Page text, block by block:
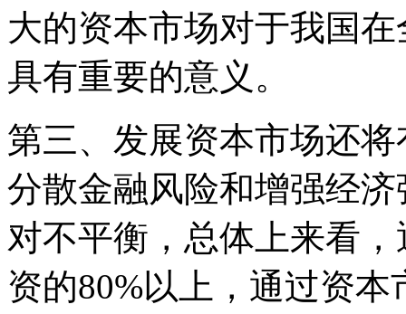
大的资本市场对于我国
具有重要的意义。
第三、发展资本市场还
分散金融风险和增强经
对不平衡，总体上来看
资的80%以上，通过资